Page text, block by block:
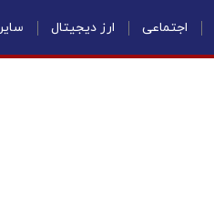
اجتماعی ارز دیجیتال